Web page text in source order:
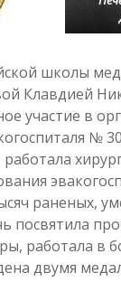
школы
Клавдией
участие в
№
раненых,
посвятила
работала в
двумя